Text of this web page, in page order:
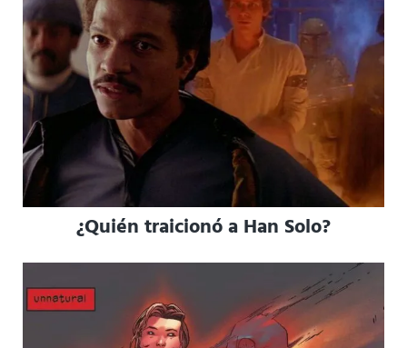
¿Quién traicionó a Han Solo?